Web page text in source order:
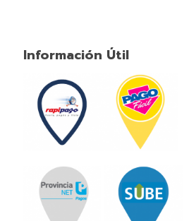
Información Útil